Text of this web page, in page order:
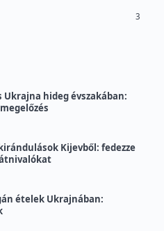
3
Ukrajna hideg évszakában:
Kijevből: fedezze
ételek Ukrajnában: